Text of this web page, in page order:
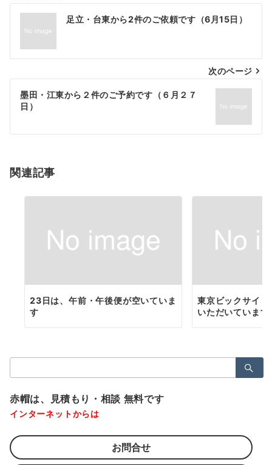
投
ナ
ビ
ゲ
ー
シ
ン
足立・台東から2件のご依頼です（6月15日）
次のページ
墨田・江東から２件のご予約です（６月２７
日）
関連記事
23日は、午前・午後便が空いていま
す
東京ビックサイ
いただいていま
索：
赤帽は、見積もり・相談 無料です
インターネットからは
お問合せ